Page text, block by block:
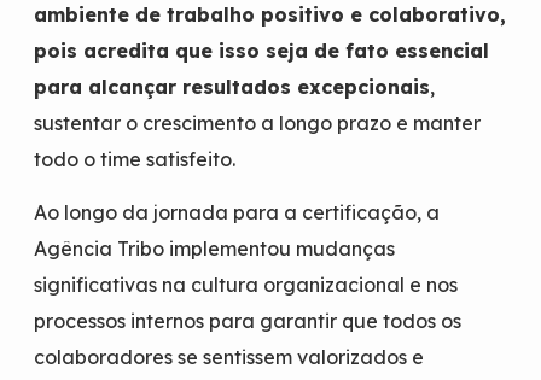
ambiente de trabalho positivo e colaborativo,
pois acredita que isso seja de fato essencial
para alcançar resultados excepcionais,
sustentar o crescimento a longo prazo e manter
todo o time satisfeito.
Ao longo da jornada para a certificação, a
Agência Tribo implementou mudanças
significativas na cultura organizacional e nos
processos internos para garantir que todos os
colaboradores se sentissem valorizados e